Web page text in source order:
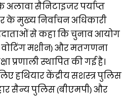
अलावा सैनिटाइजर पर्याप्त
के मुख्य निर्वाचन अधिकारी
से कहा कि चुनाव आयोग
वोटिंग मशीन) और मतगणना
प्रणाली स्थापित की गई है।
हथियार केंद्रीय सशस्त्र पुलिस
सैन्य पुलिस (बीएमपी) और